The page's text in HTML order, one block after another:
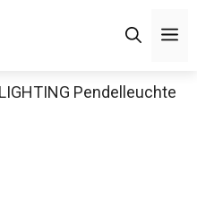
Pendelleuchte